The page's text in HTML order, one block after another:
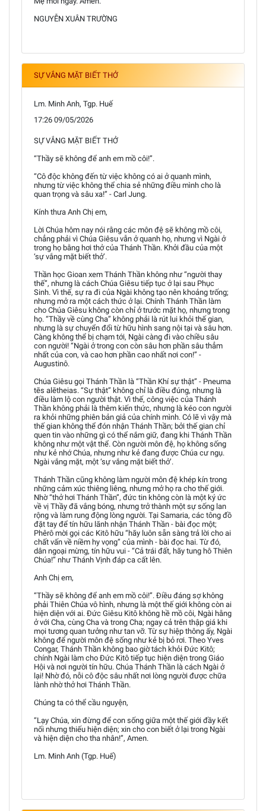
NGUYỄN XUÂN TRƯỜNG
SỰ VẮNG MẶT BIẾT THỞ
Lm. Minh Anh, Tgp. Huế
17:26 09/05/2026
SỰ VẮNG MẶT BIẾT THỞ
“Thầy sẽ không để anh em mồ côi!”.
“Cô độc không đến từ việc không có ai ở quanh mình,
nhưng từ việc không thể chia sẻ những điều mình cho là
quan trọng và sâu xa!” - Carl Jung.
Kính thưa Anh Chị em,
Lời Chúa hôm nay nói rằng các môn đệ sẽ không mồ côi,
chẳng phải vì Chúa Giêsu vẫn ở quanh họ, nhưng vì Ngài ở
trong họ bằng hơi thở của Thánh Thần. Khởi đầu của một
‘sự vắng mặt biết thở’.
Thần học Gioan xem Thánh Thần không như “người thay
thế”, nhưng là cách Chúa Giêsu tiếp tục ở lại sau Phục
Sinh. Vì thế, sự ra đi của Ngài không tạo nên khoảng trống;
nhưng mở ra một cách thức ở lại. Chính Thánh Thần làm
cho Chúa Giêsu không còn chỉ ở trước mặt họ, nhưng trong
họ. “Thầy về cùng Cha” không phải là rút lui khỏi thế gian,
nhưng là sự chuyển đổi từ hữu hình sang nội tại và sâu hơn.
Càng không thể bị chạm tới, Ngài càng đi vào chiều sâu
con người! “Ngài ở trong con còn sâu hơn phần sâu thẳm
nhất của con, và cao hơn phần cao nhất nơi con!” -
Augustinô.
Chúa Giêsu gọi Thánh Thần là “Thần Khí sự thật” - Pneuma
tēs alētheias. “Sự thật” không chỉ là điều đúng, nhưng là
điều làm lộ con người thật. Vì thế, công việc của Thánh
Thần không phải là thêm kiến thức, nhưng là kéo con người
ra khỏi những phiên bản giả của chính mình. Có lẽ vì vậy mà
thế gian không thể đón nhận Thánh Thần; bởi thế gian chỉ
quen tin vào những gì có thể nắm giữ, đang khi Thánh Thần
không như một vật thể. Còn người môn đệ, họ không sống
như kẻ nhớ Chúa, nhưng như kẻ đang được Chúa cư ngụ.
Ngài vắng mặt, một ‘sự vắng mặt biết thở’.
Thánh Thần cũng không làm người môn đệ khép kín trong
những cảm xúc thiêng liêng, nhưng mở họ ra cho thế giới.
Nhờ “thở hơi Thánh Thần”, đức tin không còn là một ký ức
về vị Thầy đã vắng bóng, nhưng trở thành một sự sống lan
rộng và làm rung động lòng người. Tại Samaria, các tông đồ
đặt tay để tín hữu lãnh nhận Thánh Thần - bài đọc một;
Phêrô mời gọi các Kitô hữu “hãy luôn sẵn sàng trả lời cho ai
chất vấn về niềm hy vọng” của mình - bài đọc hai. Từ đó,
dân ngoại mừng, tín hữu vui - “Cả trái đất, hãy tung hô Thiên
Chúa!” như Thánh Vịnh đáp ca cất lên.
Anh Chị em,
“Thầy sẽ không để anh em mồ côi!”. Điều đáng sợ không
phải Thiên Chúa vô hình, nhưng là một thế giới không còn ai
hiện diện với ai. Đức Giêsu Kitô không hề mồ côi, Ngài hằng
ở với Cha, cùng Cha và trong Cha; ngay cả trên thập giá khi
mọi tương quan tưởng như tan vỡ. Từ sự hiệp thông ấy, Ngài
không để người môn đệ sống như kẻ bị bỏ rơi. Theo Yves
Congar, Thánh Thần không bao giờ tách khỏi Đức Kitô;
chính Ngài làm cho Đức Kitô tiếp tục hiện diện trong Giáo
Hội và nơi người tín hữu. Chúa Thánh Thần là cách Ngài ở
lại! Nhờ đó, nỗi cô độc sâu nhất nơi lòng người được chữa
lành nhờ thở hơi Thánh Thần.
Chúng ta có thể cầu nguyện,
“Lạy Chúa, xin đừng để con sống giữa một thế giới đầy kết
nối nhưng thiếu hiện diện; xin cho con biết ở lại trong Ngài
và hiện diện cho tha nhân!”, Amen.
Lm. Minh Anh (Tgp. Huế)